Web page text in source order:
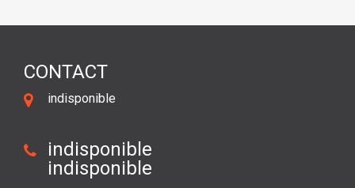
CONTACT
indisponible
indisponible
indisponible